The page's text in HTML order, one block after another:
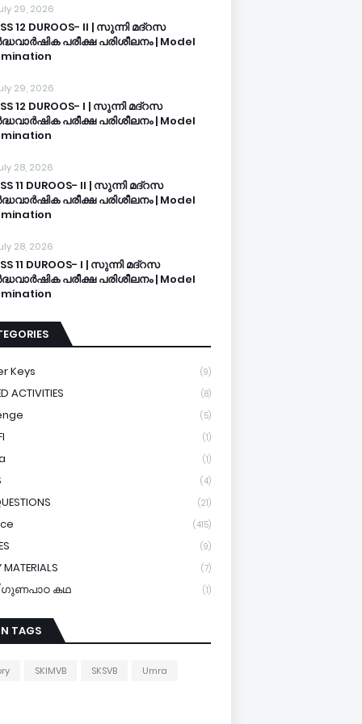
29, 2026
12 DUROOS- II | സുന്നി മദ്റസ
പരീക്ഷ പരിശീലനം | Model
29, 2026
12 DUROOS- I | സുന്നി മദ്റസ
പരീക്ഷ പരിശീലനം | Model
28, 2026
11 DUROOS- II | സുന്നി മദ്റസ
പരീക്ഷ പരിശീലനം | Model
28, 2026
11 DUROOS- I | സുന്നി മദ്റസ
പരീക്ഷ പരിശീലനം | Model
Keys (9)
ACTIVITIES (8)
(5)
(1)
(1)
(4)
(21)
(415)
(9)
MATERIALS (7)
ഗുണപാഠ കഥ (1)
TAGS
SKIMVB SKSVB Umra